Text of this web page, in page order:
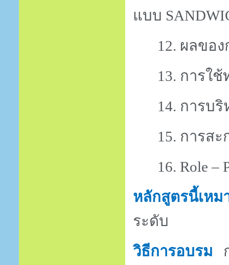
แบบ
12. ผลขอ
13. การใ
14. การบ
15. การส
16. Role –
หลักสูตรนี้เหม
ระดับ
วิธีการอบรม